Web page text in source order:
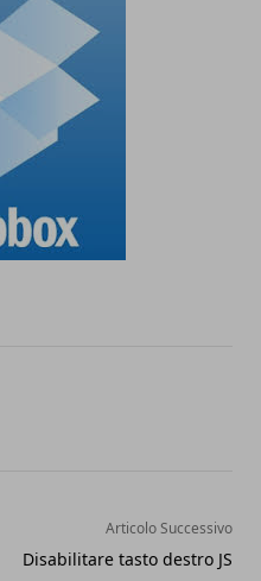
Articolo Successivo
Disabilitare tasto destro JS